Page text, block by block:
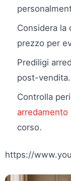
Considera la
prezzo per
Prediligi
post-vendita.
Controlla
arredamento
corso.
https://